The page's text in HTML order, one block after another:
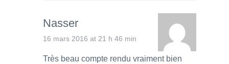
Nasser
16 mars 2016 at 21 h 46 min
Très beau compte rendu vraiment bien